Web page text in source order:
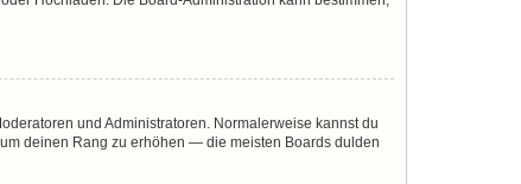
und Administratoren. Normalerweise kannst du
deinen Rang zu erhöhen — die meisten Boards dulden